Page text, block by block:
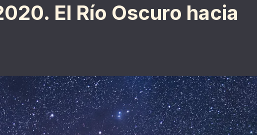
El Río Oscuro hacia